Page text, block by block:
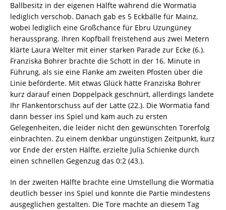
Ballbesitz in der eigenen Hälfte während die Wormatia
lediglich verschob. Danach gab es 5 Eckbälle für Mainz,
wobei lediglich eine Großchance für Ebru Uzungüney
heraussprang. Ihren Kopfball freistehend aus zwei Metern
klärte Laura Welter mit einer starken Parade zur Ecke (6.).
Franziska Bohrer brachte die Schott in der 16. Minute in
Führung, als sie eine Flanke am zweiten Pfosten über die
Linie beförderte. Mit etwas Glück hätte Franziska Bohrer
kurz darauf einen Doppelpack geschnürt, allerdings landete
Ihr Flankentorschuss auf der Latte (22.). Die Wormatia fand
dann besser ins Spiel und kam auch zu ersten
Gelegenheiten, die leider nicht den gewünschten Torerfolg
einbrachten. Zu einem denkbar ungünstigen Zeitpunkt, kurz
vor Ende der ersten Hälfte, erzielte Julia Schienke durch
einen schnellen Gegenzug das 0:2 (43.).
In der zweiten Hälfte brachte eine Umstellung die Wormatia
deutlich besser ins Spiel und konnte die Partie mindestens
ausgeglichen gestalten. Die Tore machte an diesem Tag